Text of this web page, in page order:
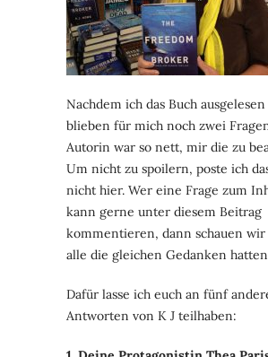
Nachdem ich das Buch
blieben für mich noch zwei
Autorin war so nett, mir die zu
Um nicht zu spoilern, poste ich
nicht hier. Wer eine Frage zum
kann gerne unter diesem Beitrag
kommentieren, dann schauen
alle die gleichen Gedanken
Dafür lasse ich euch an fünf
Antworten von K J teilhaben: